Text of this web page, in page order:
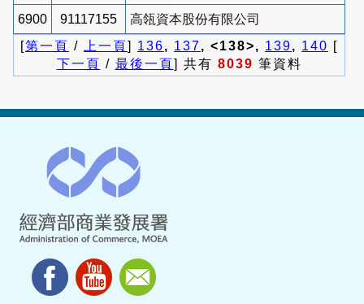
6900 91117155
高瓴資本股份有限公司
[第一頁 / 上一頁] 136, 137, <138>, 139, 140 [
下一頁 / 最後一頁] 共有 8039 筆資料